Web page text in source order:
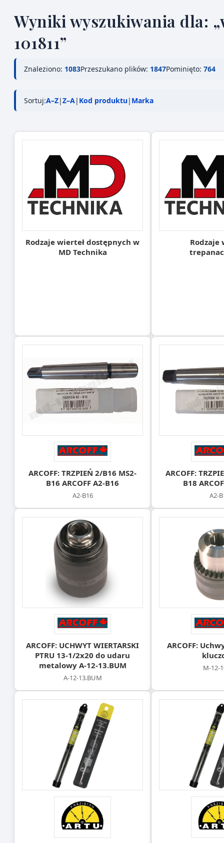
Wyniki wyszukiwania dla:
101811”
Znaleziono: 1083Przeszukano plików: 1847Pominięto: 764
Sortuj:A–Z|Z–A| Kod produktu| Marka
Rodzaje wierteł dostępnych w
MD Technika
Rodzaje
ARCOFF: TRZPIEŃ 2/B16 MS2-
B16 ARCOFF A2-B16
A2-B16
ARCOFF:
B18
A2-
ARCOFF: UCHWYT WIERTARSKI
PTRU 13-1/2x20 do udaru
metalowy A-12-13.BUM
A-12-13.BUM
ARCOFF:
M-12-